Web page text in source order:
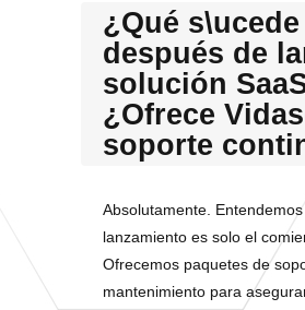
¿Qué s\ucede
después de
solución
¿Ofrece
soporte
Absolutamente.
lanzamiento es solo el
Ofrecemos paquetes de
mantenimiento para